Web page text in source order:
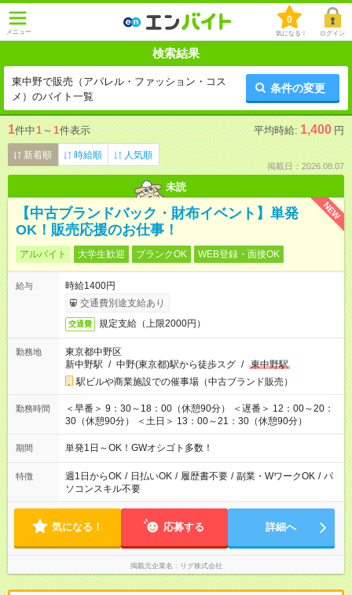
メニュー
0
気になる！ ログイン
検索結果
東中野で販売（アパレル・ファッション・コス
メ）のバイト一覧
条件の変更
1件中1 ～ 1件表示 平均時給: 1,400 円
新着順 時給順 人気順
掲載日：2026.08.07
未読
NEW
【中古ブランドバック・財布イベント】単発
OK！販売応援のお仕事！
アルバイト 大学生歓迎 ブランクOK WEB登録・面接OK
給与
時給1400円
交通費別途支給あり
交通費 規定支給（上限2000円）
勤務地
東京都中野区
新中野駅 / 中野(東京都)駅から徒歩スグ / 東中野駅
駅ビルや商業施設での催事場（中古ブランド販売）
勤務時間
＜早番＞ 9：30～18：00（休憩90分） ＜遅番＞ 12：00～20：
30（休憩90分） ＜土日＞ 13：00～21：30（休憩90分）
期間 単発1日～OK！GWオシゴト多数！
特徴 週1日からOK / 日払いOK / 履歴書不要 / 副業・WワークOK / パ
ソコンスキル不要
気になる！ 応募する 詳細へ
掲載元企業名 リグ株式会社